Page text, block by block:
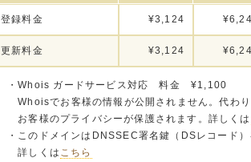
登録料金 ¥3,124
更新料金 ¥3,124
・Whois ガードサービス対応 料金 ¥1,100
Whoisでお客様の情報が公開されません。代わり
お客様のプライバシーが保護されます。詳しくは
・このドメインはDNSSEC署名鍵（DSレコード
詳しくは こちら